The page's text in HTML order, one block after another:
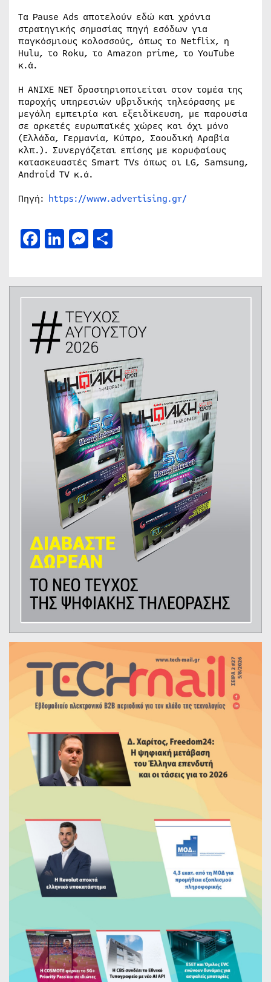
Τα Pause Ads αποτελούν εδώ και χρόνια
στρατηγικής σημασίας πηγή εσόδων για
παγκόσμιους κολοσσούς, όπως το Netflix, η
Hulu, το Roku, το Amazon prime, το YouTube
κ.ά.
H ΑΝΙΧΕ ΝΕΤ δραστηριοποιείται στον τομέα της
παροχής υπηρεσιών υβριδικής τηλεόρασης με
μεγάλη εμπειρία και εξειδίκευση, με παρουσία
σε αρκετές ευρωπαϊκές χώρες και όχι μόνο
(Ελλάδα, Γερμανία, Κύπρο, Σαουδική Αραβία
κλπ.). Συνεργάζεται επίσης με κορυφαίους
κατασκευαστές Smart TVs όπως οι LG, Samsung,
Android TV κ.ά.
Πηγή: https://www.advertising.gr/
Facebook
LinkedIn
Messenger